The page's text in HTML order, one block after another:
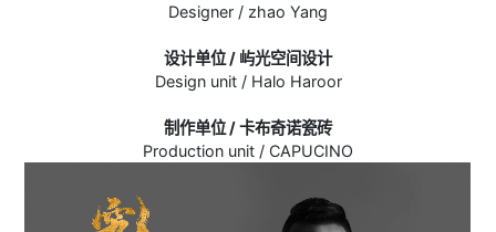
Designer / zhao Yang
设计单位 / 屿光空间设计
Design unit / Halo Haroor
制作单位 / 卡布奇诺瓷砖
Production unit / CAPUCINO